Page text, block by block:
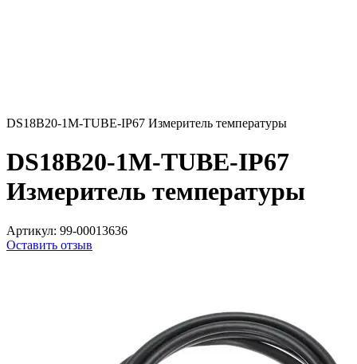
DS18В20-1М-TUBE-IP67 Измеритель температуры
DS18В20-1М-TUBE-IP67
Измеритель температуры
Артикул: 99-00013636
Оставить отзыв